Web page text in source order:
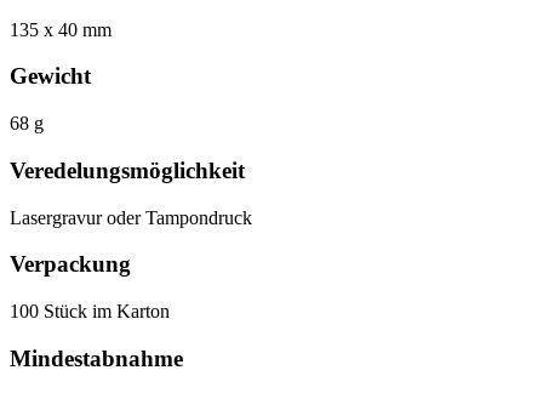
135 x 40 mm
Gewicht
68 g
Veredelungsmöglichkeit
Lasergravur oder Tampondruck
Verpackung
100 Stück im Karton
Mindestabnahme